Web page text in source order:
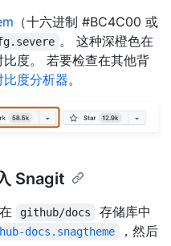
（十六进制 #BC4C00 或
。 这种深橙色在
度。 若要检查在其他背
比度分析器。
Snagit
github/docs
存储库中
docs.snagtheme
，然后